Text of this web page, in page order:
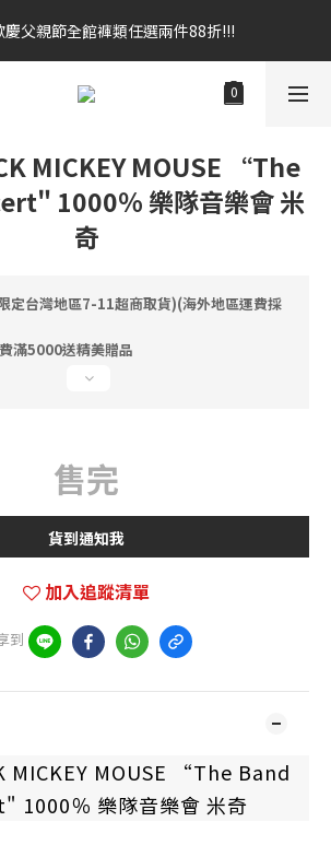
慶父親節全館褲類任選兩件88折!!!
慶父親節全館褲類任選兩件88折!!!
3D好野貓公仔(絲綢鐵黑) 滿額$2499贈達摩
為止!  滿$3000再贈現金卷$300元
慶父親節全館褲類任選兩件88折!!!
MICKEY MOUSE “The
1000％ 樂隊音樂會 米
奇
定台灣地區7-11超商取貨)(海外地區運費採
滿5000送精美贈品
售完
貨到通知我
加入追蹤清單
到
MICKEY MOUSE “The Band
1000％ 樂隊音樂會 米奇